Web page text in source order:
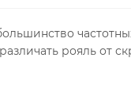
рояль от